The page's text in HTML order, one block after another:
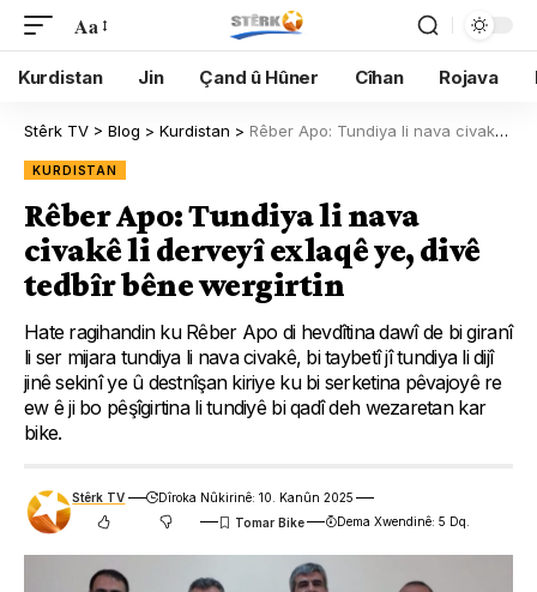
Aa
Kurdistan Jin Çand û Hûner Cîhan Rojava
Stêrk TV > Blog > Kurdistan > Rêber Apo: Tundiya li nava civakê li derveyî exlaqê ye, divê tedbîr bêne wergirtin
KURDISTAN
Rêber Apo: Tundiya li nava
civakê li derveyî exlaqê ye, divê
tedbîr bêne wergirtin
Hate ragihandin ku Rêber Apo di hevdîtina dawî de bi giranî
li ser mijara tundiya li nava civakê, bi taybetî jî tundiya li dijî
jinê sekinî ye û destnîşan kiriye ku bi serketina pêvajoyê re
ew ê ji bo pêşîgirtina li tundiyê bi qadî deh wezaretan kar
bike.
Stêrk TV
Dîroka Nûkirinê: 10. Kanûn 2025
Dema Xwendinê: 5 Dq.